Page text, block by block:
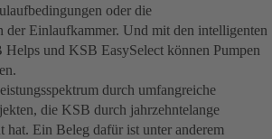
oder die
der Einlaufkammer. Und mit den intelligenten
und KSB EasySelect können Pumpen
durch umfangreiche
die KSB durch jahrzehntelange
hat. Ein Beleg dafür ist unter anderem